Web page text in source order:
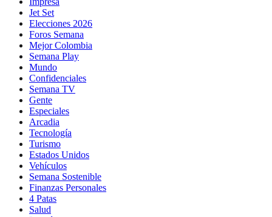
Jet Set
Elecciones 2026
Foros Semana
Mejor Colombia
Semana Play
Mundo
Confidenciales
Semana TV
Gente
Especiales
Arcadia
Tecnología
Turismo
Estados Unidos
Vehículos
Semana Sostenible
Finanzas Personales
4 Patas
Salud